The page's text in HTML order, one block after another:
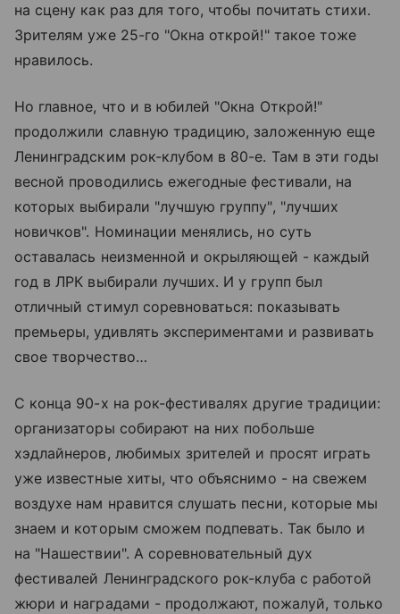
на сцену как раз для того, чтобы почитать стихи.
Зрителям уже 25-го "Окна открой!" такое тоже
нравилось.
Но главное, что и в юбилей "Окна Открой!"
продолжили славную традицию, заложенную еще
Ленинградским рок-клубом в 80-е. Там в эти годы
весной проводились ежегодные фестивали, на
которых выбирали "лучшую группу", "лучших
новичков". Номинации менялись, но суть
оставалась неизменной и окрыляющей - каждый
год в ЛРК выбирали лучших. И у групп был
отличный стимул соревноваться: показывать
премьеры, удивлять экспериментами и развивать
свое творчество…
С конца 90-х на рок-фестивалях другие традиции:
организаторы собирают на них побольше
хэдлайнеров, любимых зрителей и просят играть
уже известные хиты, что объяснимо - на свежем
воздухе нам нравится слушать песни, которые мы
знаем и которым сможем подпевать. Так было и
на "Нашествии". А соревновательный дух
фестивалей Ленинградского рок-клуба с работой
жюри и наградами - продолжают, пожалуй, только